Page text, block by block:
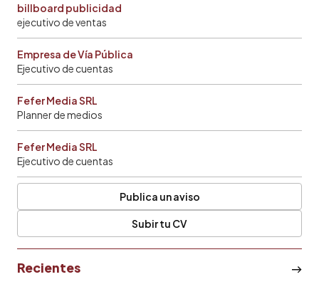
billboard publicidad
ejecutivo de ventas
Empresa de Vía Pública
Ejecutivo de cuentas
Fefer Media SRL
Planner de medios
Fefer Media SRL
Ejecutivo de cuentas
Publica un aviso
Subir tu CV
Recientes